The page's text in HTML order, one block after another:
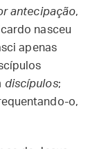
antecipação,
nasceu
apenas
discípulos;
o,